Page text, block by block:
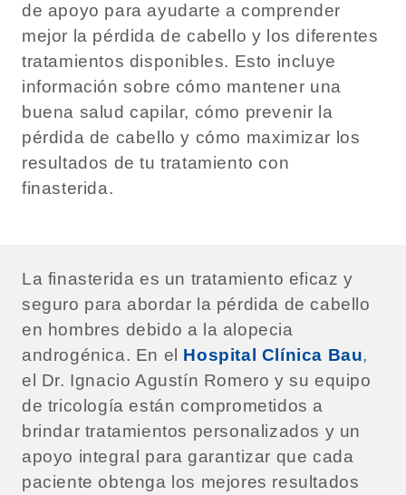
de apoyo para ayudarte a comprender
mejor la pérdida de cabello y los diferentes
tratamientos disponibles. Esto incluye
información sobre cómo mantener una
buena salud capilar, cómo prevenir la
pérdida de cabello y cómo maximizar los
resultados de tu tratamiento con
finasterida.
La finasterida es un tratamiento eficaz y
seguro para abordar la pérdida de cabello
en hombres debido a la alopecia
androgénica. En el Hospital Clínica Bau,
el Dr. Ignacio Agustín Romero y su equipo
de tricología están comprometidos a
brindar tratamientos personalizados y un
apoyo integral para garantizar que cada
paciente obtenga los mejores resultados